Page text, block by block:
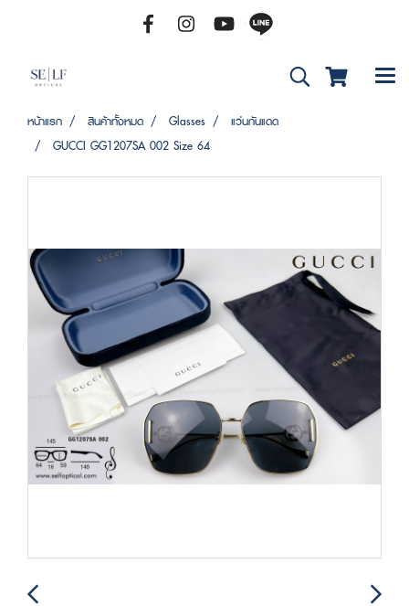
หน้าแรก สินค้าทั้งหมด Glasses
แว่นกันแดด
GUCCI GG1207SA 002 Size 64